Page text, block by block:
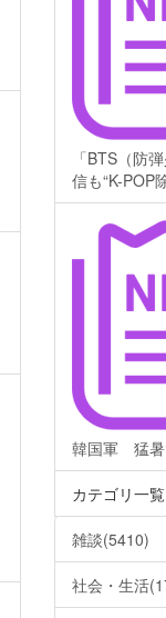
「BTS（防
信も“K-POP
韓国軍 猛暑
カテゴリ一覧
雑談(5410)
社会・生活